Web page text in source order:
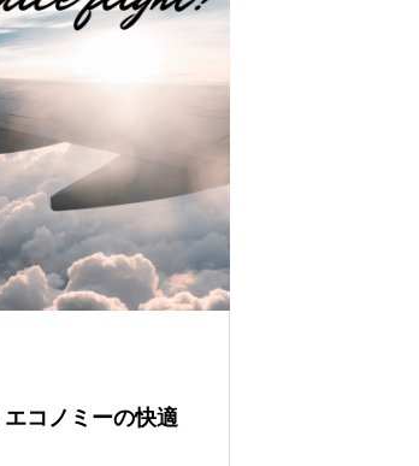
コノミーの快適